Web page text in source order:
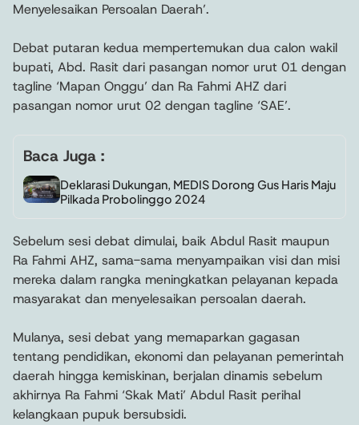
Menyelesaikan Persoalan Daerah’.
Debat putaran kedua mempertemukan dua calon wakil
bupati, Abd. Rasit dari pasangan nomor urut 01 dengan
tagline ‘Mapan Onggu’ dan Ra Fahmi AHZ dari
pasangan nomor urut 02 dengan tagline ‘SAE’.
Baca Juga :
Deklarasi Dukungan, MEDIS Dorong Gus Haris Maju
Pilkada Probolinggo 2024
Sebelum sesi debat dimulai, baik Abdul Rasit maupun
Ra Fahmi AHZ, sama-sama menyampaikan visi dan misi
mereka dalam rangka meningkatkan pelayanan kepada
masyarakat dan menyelesaikan persoalan daerah.
Mulanya, sesi debat yang memaparkan gagasan
tentang pendidikan, ekonomi dan pelayanan pemerintah
daerah hingga kemiskinan, berjalan dinamis sebelum
akhirnya Ra Fahmi ‘Skak Mati’ Abdul Rasit perihal
kelangkaan pupuk bersubsidi.